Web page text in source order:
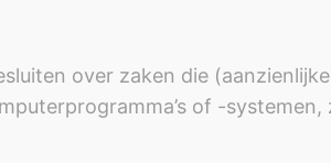
over zaken die
of -